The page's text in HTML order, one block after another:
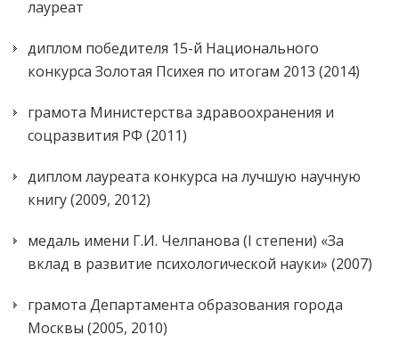
лауреат
диплом победителя 15-й Национального
конкурса Золотая Психея по итогам 2013 (2014)
грамота Министерства здравоохранения и
соцразвития РФ (2011)
диплом лауреата конкурса на лучшую научную
книгу (2009, 2012)
медаль имени Г.И. Челпанова (I степени) «За
вклад в развитие психологической науки» (2007)
грамота Департамента образования города
Москвы (2005, 2010)